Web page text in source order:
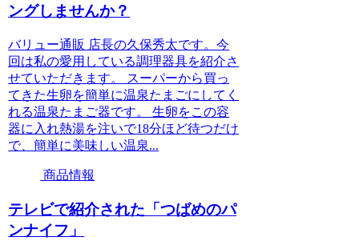
ングしませんか？
バリュー通販 店長の久保秀太です。今
回は私の愛用している調理器具を紹介さ
せていただきます。 スーパーから買っ
てきた生卵を簡単に温泉たまごにしてく
れる温泉たまご器です。 生卵をこの容
器に入れ熱湯を注いで18分ほど待つだけ
で、簡単に美味しい温泉...
商品情報
テレビで紹介された「つばめのパ
ンナイフ」